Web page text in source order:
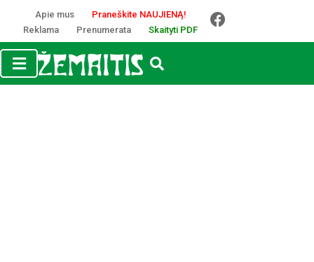
Apie mus
Praneškite NAUJIENĄ!
Reklama
Prenumerata Skaityti PDF